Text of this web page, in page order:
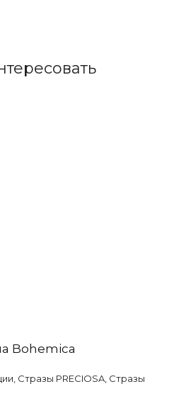
Bohemica
Стразы PRECIOSA Стразы